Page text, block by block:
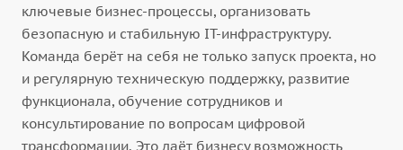
ключевые бизнес-процессы, организовать
безопасную и стабильную IT-инфраструктуру.
Команда берёт на себя не только запуск проекта, но
и регулярную техническую поддержку, развитие
функционала, обучение сотрудников и
консультирование по вопросам цифровой
трансформации. Это даёт бизнесу возможность